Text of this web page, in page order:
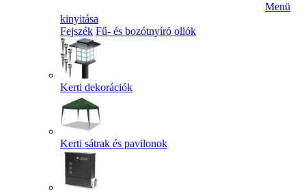
Menü
kinyitása
Fejszék Fű- és bozótnyíró ollók
Kerti dekorációk
Kerti sátrak és pavilonok